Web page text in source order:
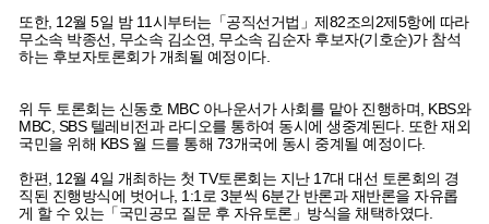
또한, 12월 5일 밤 11시부터는「공직선거법」제82조의2제5항에 따라
무소속 박종선, 무소속 김소연, 무소속 김순자 후보자(기호순)가 참석
하는 후보자토론회가 개최될 예정이다.
위 두 토론회는 신동호 MBC 아나운서가 사회를 맡아 진행하며, KBS와
MBC, SBS 텔레비전과 라디오를 통하여 동시에 생중계된다. 또한 재외
국민을 위해 KBS 월 드를 통해 73개국에 동시 중계될 예정이다.
한편, 12월 4일 개최하는 첫 TV토론회는 지난 17대 대선 토론회의 경
직된 진행방식에 벗어나, 1:1로 3분씩 6분간 반론과 재반론을 자유롭
게 할 수 있는「국민공모 질문 후 자유토론」방식을 채택하였다.